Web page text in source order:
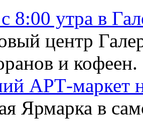
8:00 утра в
центр
и кофеен.
АРТ-маркет
Ярмарка в